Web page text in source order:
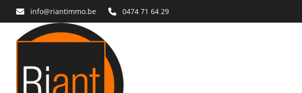
info@riantimmo.be 0474 71 64 29